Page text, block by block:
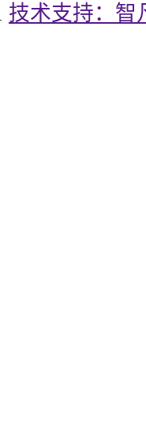
技术支持：智